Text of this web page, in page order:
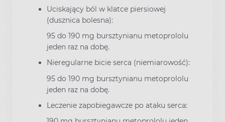
Uciskający ból w klatce piersiowej
(dusznica bolesna):
95 do 190 mg bursztynianu metoprololu
jeden raz na dobę.
Nieregularne bicie serca (niemiarowość):
95 do 190 mg bursztynianu metoprololu
jeden raz na dobę.
Leczenie zapobiegawcze po ataku serca: